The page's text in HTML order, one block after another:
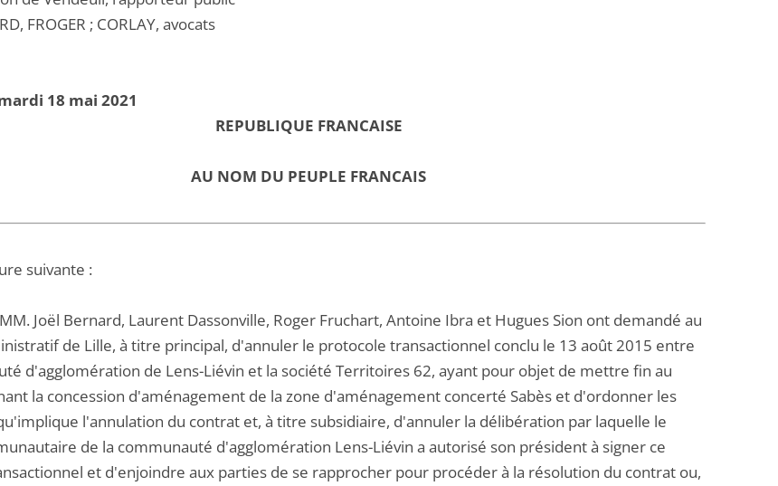
FROGER ; CORLAY, avocats
18 mai 2021
REPUBLIQUE FRANCAISE
AU NOM DU PEUPLE FRANCAIS
suivante :
MM. Joël Bernard, Laurent Dassonville, Roger Fruchart, Antoine Ibra et Hugues Sion ont demandé au
de Lille, à titre principal, d'annuler le protocole transactionnel conclu le 13 août 2015 entre
d'agglomération de Lens-Liévin et la société Territoires 62, ayant pour objet de mettre fin au
la concession d'aménagement de la zone d'aménagement concerté Sabès et d'ordonner les
l'annulation du contrat et, à titre subsidiaire, d'annuler la délibération par laquelle le
de la communauté d'agglomération Lens-Liévin a autorisé son président à signer ce
et d'enjoindre aux parties de se rapprocher pour procéder à la résolution du contrat ou,